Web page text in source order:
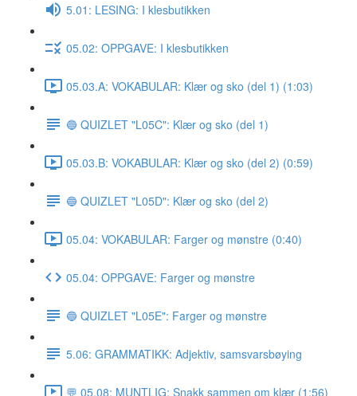
5.01: LESING: I klesbutikken
05.02: OPPGAVE: I klesbutikken
05.03.A: VOKABULAR: Klær og sko (del 1) (1:03)
🔵 QUIZLET "L05C": Klær og sko (del 1)
05.03.B: VOKABULAR: Klær og sko (del 2) (0:59)
🔵 QUIZLET "L05D": Klær og sko (del 2)
05.04: VOKABULAR: Farger og mønstre (0:40)
05.04: OPPGAVE: Farger og mønstre
🔵 QUIZLET "L05E": Farger og mønstre
5.06: GRAMMATIKK: Adjektiv, samsvarsbøying
💬 05.08: MUNTLIG: Snakk sammen om klær (1:56)